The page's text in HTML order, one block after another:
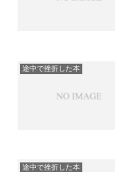
途中で挫折した本
途中で挫折した本